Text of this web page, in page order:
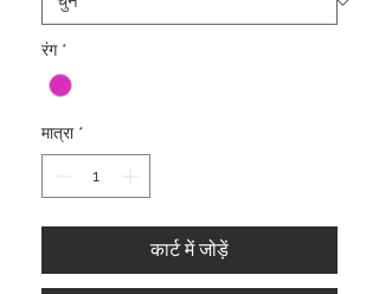
रंग *
मात्रा *
कार्ट में जोड़ें